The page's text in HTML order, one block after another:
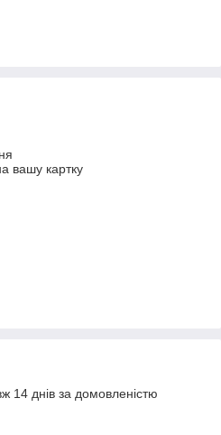
вашу картку
14 днів за домовленістю